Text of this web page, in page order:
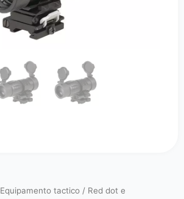
Equipamento tactico / Red dot e